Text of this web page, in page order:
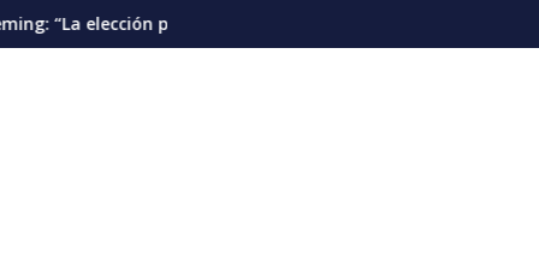
debería pautarse para diciembre de 2028”
Cáncer de pulmón en Venezuela: la detección